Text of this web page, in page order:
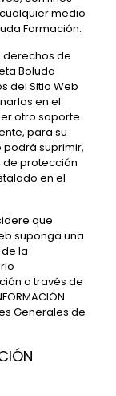
medio
Formación.
derechos de
Boluda
del Sitio Web
en el
otro soporte
para su
podrá suprimir,
de protección
en el
que
suponga una
la
a través de
Generales de